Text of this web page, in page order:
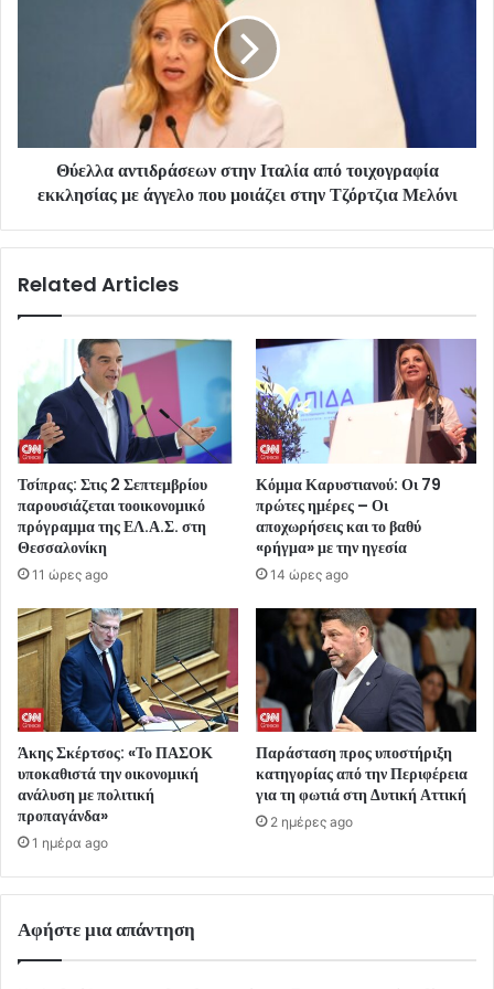
Θύελλα αντιδράσεων στην Ιταλία από τοιχογραφία
εκκλησίας με άγγελο που μοιάζει στην Τζόρτζια Μελόνι
Related Articles
Τσίπρας: Στις 2 Σεπτεμβρίου
παρουσιάζεται τοοικονομικό
πρόγραμμα της ΕΛ.Α.Σ. στη
Θεσσαλονίκη
11 ώρες ago
Κόμμα Καρυστιανού: Οι 79
πρώτες ημέρες – Οι
αποχωρήσεις και το βαθύ
«ρήγμα» με την ηγεσία
14 ώρες ago
Άκης Σκέρτσος: «Το ΠΑΣΟΚ
υποκαθιστά την οικονομική
ανάλυση με πολιτική
προπαγάνδα»
1 ημέρα ago
Παράσταση προς υποστήριξη
κατηγορίας από την Περιφέρεια
για τη φωτιά στη Δυτική Αττική
2 ημέρες ago
Αφήστε μια απάντηση